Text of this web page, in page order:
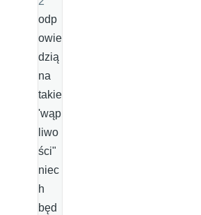
odp
owie
dzią
na
takie
'wąp
liwo
ści"
niec
h
będ